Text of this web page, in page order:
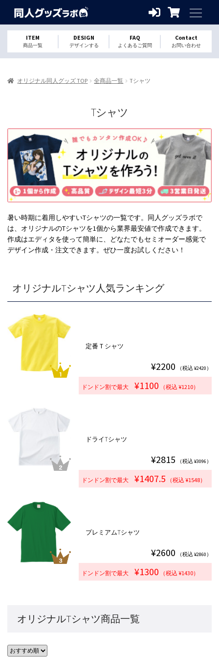
ITEM
商品一覧
DESIGN
デザインする
FAQ
よくあるご質問
Contact
お問い合わせ
オリジナル同人グッズ TOP 全商品一覧 Tシャツ
Tシャツ
暑い時期に着用しやすいTシャツの一覧です。同人グッズラボで
は、オリジナルのTシャツを1個から業界最安値で作成できます。
作成はエディタを使って簡単に、どなたでもセミオーダー感覚で
デザイン作成・注文できます。ぜひ一度お試しください！
オリジナルTシャツ人気ランキング
定番Ｔシャツ
¥2200 （税込 ¥2420）
ドンドン割で最大 ¥1100 （税込 ¥1210）
ドライTシャツ
¥2815 （税込 ¥3096）
ドンドン割で最大 ¥1407.5 （税込 ¥1548）
プレミアムTシャツ
¥2600 （税込 ¥2860）
ドンドン割で最大 ¥1300 （税込 ¥1430）
オリジナルTシャツ商品一覧